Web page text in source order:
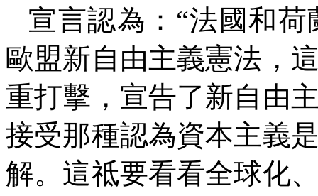
宣言認為：“法國和
歐盟新自由主義憲法，
重打擊，宣告了新自由
接受那種認為資本主義
解。這祗要看看全球化